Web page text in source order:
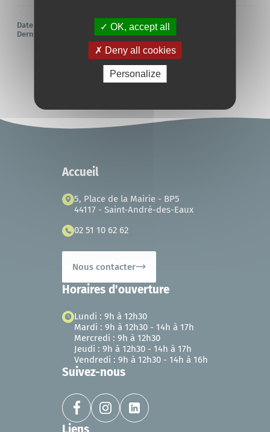
Date de publication :
10/11/2025
Dernière mise à jour de la page :06/11/2025à
Accueil
5, Place de la Mairie - BP5
44117 - Saint-André-des-Eaux
02 51 10 62 62
Nous contacter
Horaires d'ouverture
Lundi : 9h à 12h30
Mardi : 9h à 12h30 - 14h à 17h
Mercredi : 9h à 12h30
Jeudi : 9h à 12h30 - 14h à 17h
Vendredi : 9h à 12h30 - 14h à 16h
Suivez-nous
Liens
OK, accept all
Deny all cookies
Personalize